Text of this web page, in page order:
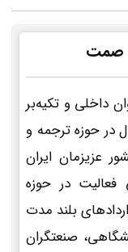
صمت
داخلی و تکیه‌بر
حوزه ترجمه و
عزیزمان ایران
در حوزه
بلند مدت
صنعتگران